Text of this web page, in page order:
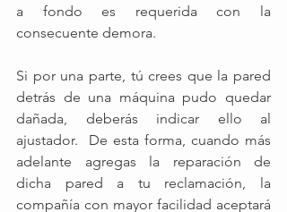
a fondo es requerida con la
consecuente demora.
Si por una parte, tú crees que la pared
detrás de una máquina pudo quedar
dañada, deberás indicar ello al
ajustador.  De esta forma, cuando más
adelante agregas la reparación de
dicha pared a tu reclamación, la
compañía con mayor facilidad aceptará